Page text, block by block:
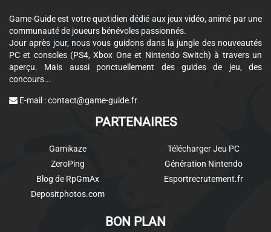
Game-Guide est votre quotidien dédié aux jeux vidéo, animé par une
communauté de joueurs bénévoles passionnés.
Jour après jour, nous vous guidons dans la jungle des nouveautés
PC et consoles (PS4, Xbox One et Nintendo Switch) à travers un
aperçu. Mais aussi ponctuellement des guides de jeu, des
concours...
E-mail :contact@game-guide.fr
PARTENAIRES
Gamikaze
ZeroPing
Blog de RpGmAx
Depositphotos.com
Télécharger Jeu PC
Génération Nintendo
Esportrecrutement.fr
BON PLAN